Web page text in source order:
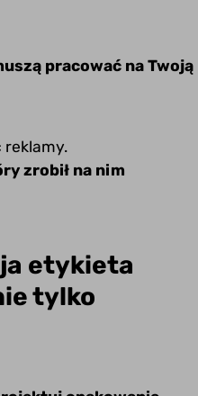
pracować na Twoją
reklamy.
zrobił na nim
etykieta
tylko